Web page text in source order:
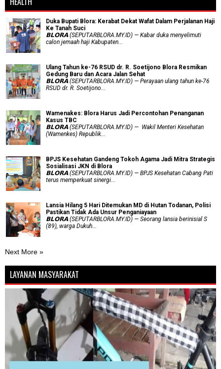
Duka Bupati Blora: Kerabat Dekat Wafat Dalam Perjalanan Haji
Ke Tanah Suci
𝗕𝗟𝗢𝗥𝗔 (SEPUTARBLORA.MY.ID) — Kabar duka menyelimuti
calon jemaah haji Kabupaten...
Ulang Tahun ke-76 RSUD dr. R. Soetijono Blora Resmikan
Gedung Baru dan Acara Jalan Sehat
𝗕𝗟𝗢𝗥𝗔 (SEPUTARBLORA.MY.ID) — Perayaan ulang tahun ke-76
RSUD dr. R. Soetijono...
Wamenakes: Blora Harus Jadi Percontohan Penanganan
Kasus TBC
𝗕𝗟𝗢𝗥𝗔 (SEPUTARBLORA.MY.ID) — Wakil Menteri Kesehatan
(Wamenkes) Republik...
BPJS Kesehatan Gandeng Tokoh Agama Jadi Mitra Strategis
Sosialisasi JKN di Blora
𝗕𝗟𝗢𝗥𝗔 (SEPUTARBLORA.MY.ID) — BPJS Kesehatan Cabang Pati
terus memperkuat sinergi...
Lansia Hilang 5 Hari Ditemukan MD di Hutan Todanan, Polisi
Pastikan Tidak Ada Unsur Penganiayaan
𝗕𝗟𝗢𝗥𝗔 (SEPUTARBLORA.MY.ID) — Seorang lansia berinisial S
(89), warga Dukuh...
Next More »
LAYANAN MASYARAKAT